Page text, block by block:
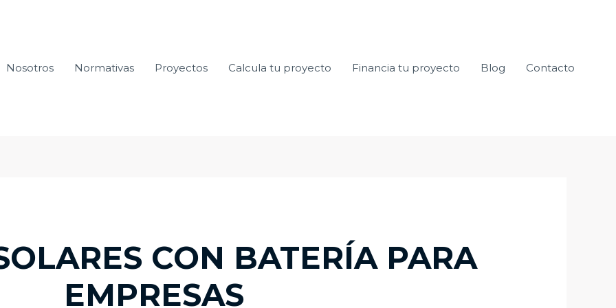
Nosotros Normativas Proyectos Calcula tu proyecto Financia tu proyecto Blog Contacto
CON BATERÍA PARA
EMPRESAS